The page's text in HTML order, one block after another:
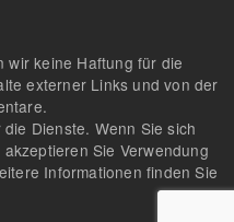
wir keine Haftung für die
externer Links und von der
Dienste. Wenn Sie sich
Sie Verwendung
Informationen finden Sie